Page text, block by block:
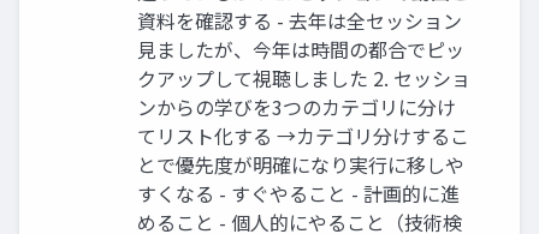
資料を確認する - 去年は全セッション
⾒ましたが、今年は時間の都合でピッ
クアップして視聴しました 2. セッショ
ンからの学びを3つのカテゴリに分け
てリスト化する →カテゴリ分けするこ
とで優先度が明確になり実⾏に移しや
すくなる - すぐやること - 計画的に進
めること - 個⼈的にやること（技術検